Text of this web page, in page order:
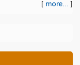
[ more... ]